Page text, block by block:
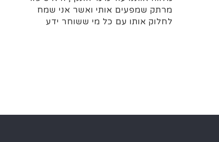
מרתק שמפעים אותי ואשר אני שמח
לחלוק אותו עם כל מי ששוחר ידע